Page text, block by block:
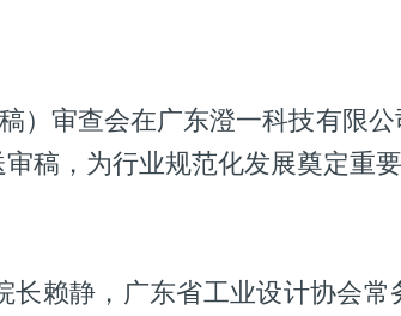
审查会在广东澄一科技有限公
稿，为行业规范化发展奠定重要
赖静，广东省工业设计协会